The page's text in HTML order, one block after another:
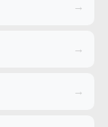
→
→
→